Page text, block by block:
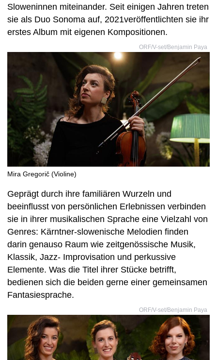
Sloweninnen miteinander. Seit einigen Jahren treten
sie als Duo Sonoma auf, 2021veröffentlichten sie ihr
erstes Album mit eigenen Kompositionen.
ORF/V-set/Benjamin Paya
Mira Gregorič (Violine)
Geprägt durch ihre familiären Wurzeln und
beeinflusst von persönlichen Erlebnissen verbinden
sie in ihrer musikalischen Sprache eine Vielzahl von
Genres: Kärntner-slowenische Melodien finden
darin genauso Raum wie zeitgenössische Musik,
Klassik, Jazz- Improvisation und perkussive
Elemente. Was die Titel ihrer Stücke betrifft,
bedienen sich die beiden gerne einer gemeinsamen
Fantasiesprache.
ORF/V-set/Benjamin Paya